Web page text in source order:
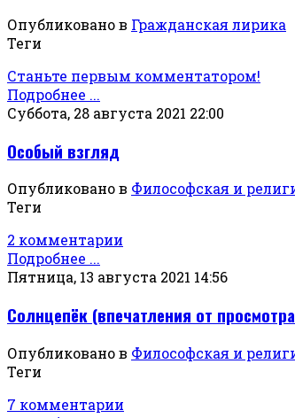
Опубликовано в Гражданская лирика
Теги
Станьте первым комментатором!
Подробнее ...
Суббота, 28 августа 2021 22:00
Особый взгляд
Опубликовано в Философская и
Теги
2 комментарии
Подробнее ...
Пятница, 13 августа 2021 14:56
Солнцепёк (впечатления от
Опубликовано в Философская и
Теги
7 комментарии